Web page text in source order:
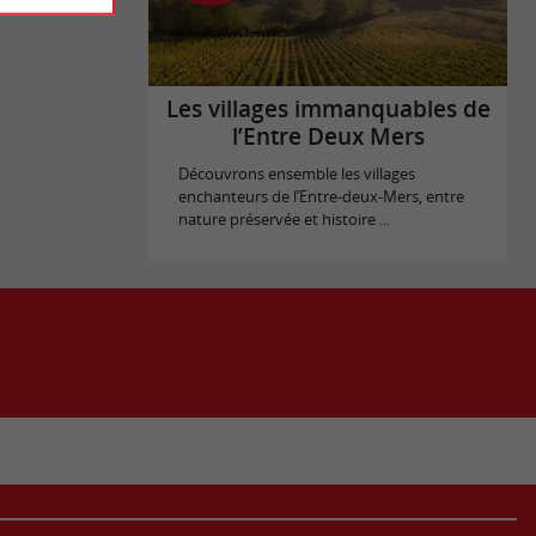
Les villages immanquables de
l’Entre Deux Mers
Découvrons ensemble les villages
enchanteurs de l’Entre-deux-Mers, entre
nature préservée et histoire ...